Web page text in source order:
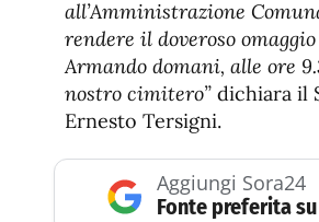
all’Amministrazione
rendere il doveroso
Armando domani, alle ore
nostro cimitero” dichiara il
Ernesto Tersigni.
Aggiungi Sora24
Fonte preferita